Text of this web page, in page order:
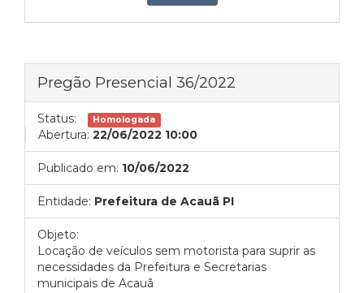
Pregão Presencial 36/2022
Status: Homologada
Abertura: 22/06/2022 10:00
Publicado em: 10/06/2022
Entidade: Prefeitura de Acauã PI
Objeto:
Locação de veículos sem motorista para suprir as
necessidades da Prefeitura e Secretarias
municipais de Acauã